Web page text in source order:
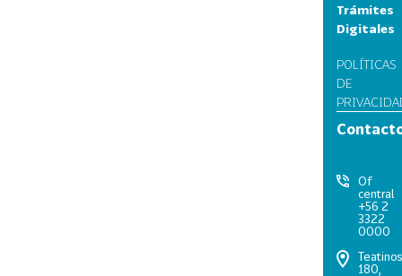
Trámites
Digitales
POLÍTICAS
DE
Of
central
+56 2
3322
0000
Teatinos
180,